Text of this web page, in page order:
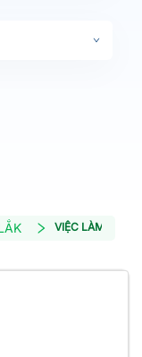
VIỆC LÀM LUẬT